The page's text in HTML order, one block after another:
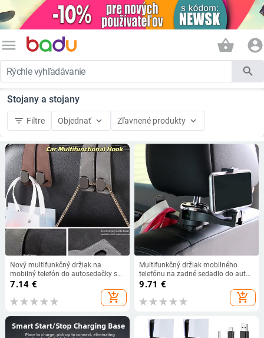
menu shopping_basket account_circle
search
Stojany a stojany
filter_list Filtre Objednať keyboard_arrow_down Zľavnené produkty keyboard_arrow_down
Nový multifunkčný držiak na
mobilný telefón do autosedačky s
dvojitým hákom na zadné sedadlo,
univerzálny úložný priestor na
operadlo auta
7.14 €
add_shopping_cart
Multifunkčný držiak mobilného
telefónu na zadné sedadlo do auta,
háčik na opierku hlavy na zadné
sedadlo, stojan na telefón do auta,
závesný úložný držiak
9.71 €
add_shopping_cart